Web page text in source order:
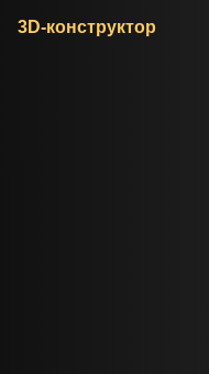
3D-конструктор